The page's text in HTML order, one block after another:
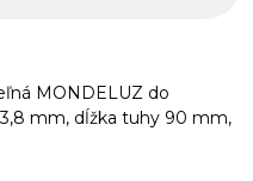
MONDELUZ do
mm, dĺžka tuhy 90 mm,